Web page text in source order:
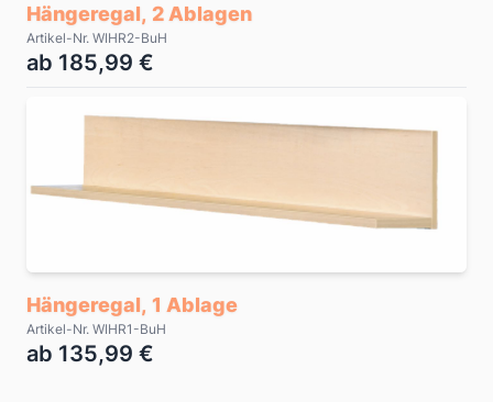
Hängeregal, 2 Ablagen
Artikel-Nr. WIHR2-BuH
ab 185,99 €
Hängeregal, 1 Ablage
Artikel-Nr. WIHR1-BuH
ab 135,99 €